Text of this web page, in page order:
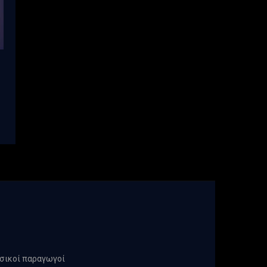
παραγωγοί